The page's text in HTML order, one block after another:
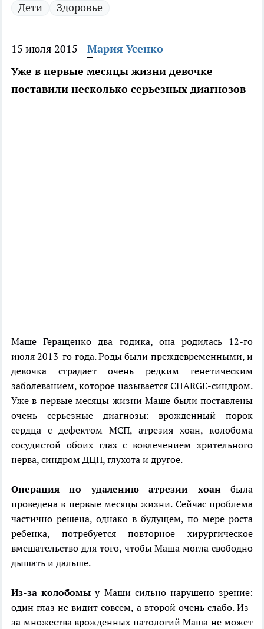
Дети Здоровье
15 июля 2015
Мария Усенко
Уже в первые месяцы жизни девочке
поставили несколько серьезных диагнозов
Маше Геращенко два годика, она родилась 12-го
июля 2013-го года. Роды были преждевременными, и
девочка страдает очень редким генетическим
заболеванием, которое называется CHARGE-синдром.
Уже в первые месяцы жизни Маше были поставлены
очень серьезные диагнозы: врожденный порок
сердца с дефектом МСП, атрезия хоан, колобома
сосудистой обоих глаз с вовлечением зрительного
нерва, синдром ДЦП, глухота и другое.
Операция по удалению атрезии хоанбыла
проведена в первые месяцы жизни. Сейчас проблема
частично решена, однако в будущем, по мере роста
ребенка, потребуется повторное хирургическое
вмешательство для того, чтобы Маша могла свободно
дышать и дальше.
Из-за колобомы у Маши сильно нарушено зрение:
один глаз не видит совсем, а второй очень слабо. Из-
за множества врожденных патологий Маша не может